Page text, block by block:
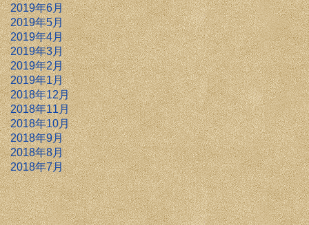
2019年6月
2019年5月
2019年4月
2019年3月
2019年2月
2019年1月
2018年12月
2018年11月
2018年10月
2018年9月
2018年8月
2018年7月